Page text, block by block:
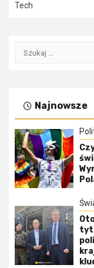
Tech
Szukaj:
Najnowsze